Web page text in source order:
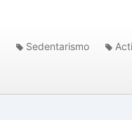
Sedentarismo